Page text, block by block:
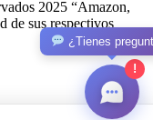
2025 “Amazon,
de sus respectivos
!
¿Tienes